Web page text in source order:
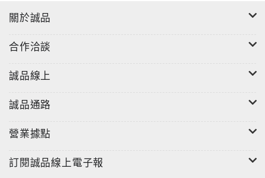
性循環。找不到哭鬧原因只能靠長輩的經驗傳授與自行
或許你只做對了一半～不但要知道｢安撫的方式｣，更需
站在寶寶的角度，邏輯式的探討與改善，才能有效的抑
睡眠對寶寶的成長與發展扮演相當重要的角色，睡眠能
夠促進成長荷爾蒙的分泌，同時也是整理與記憶白天所
接觸的新事物的重要時刻，若寶寶睡能得好更能健康地
關於誠品
合作洽談
誠品線上
誠品通路
營業據點
訂閱誠品線上電子報